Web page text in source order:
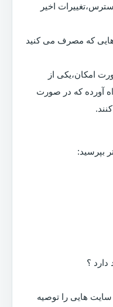
اخیر
هایی که مصرف می کنید
امکان،یکی از
آورده که در صورت
بپرسید:
دارد ؟
هایی را توصیه